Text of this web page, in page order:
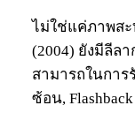
ไม่ใช่แค่ภาพสะ
(2004) ยังมีลีล
สามารถในการ
ซ้อน,